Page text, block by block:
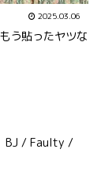
2025.03.06
う貼ったヤツな
BJ / Faulty /